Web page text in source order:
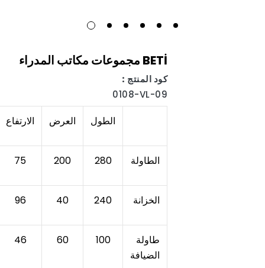
BETİ مجموعات مكاتب المدراء
كود المنتج :
0108-VL-09
الارتفاع العرض الطول
75 200 280 الطاولة
96 40 240 الخزانة
46 60 100
طاولة
الضيافة